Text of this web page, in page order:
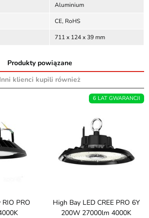
Aluminium
CE, RoHS
711 x 124 x 39 mm
Produkty powiązane
Inni klienci kupili również
6 LAT GWARANCJI
High Bay LED CREE PRO 6Y
200W 27000lm 4000K